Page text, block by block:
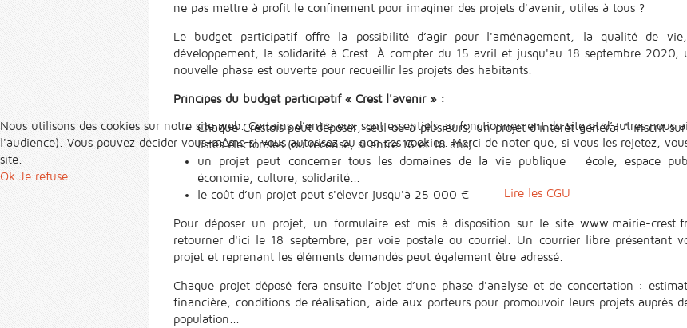
ne pas mettre à profit le confinement pour imaginer des projets d'avenir, utiles à tous ?
Le budget participatif offre la possibilité d’agir pour l'aménagement, la qualité de
développement, la solidarité à Crest. À compter du 15 avril et jusqu'au 18 septembre 2020,
nouvelle phase est ouverte pour recueillir les projets des habitants.
Principes du budget participatif « Crest l'avenir » :
Chaque Crestois peut déposer, seul ou à plusieurs, un projet d'intérêt général * inscrit
listes électorales (ou recensé, si entre 16 et 18 ans)
un projet peut concerner tous les domaines de la vie publique : école, espace
économie, culture, solidarité...
le coût d’un projet peut s'élever jusqu'à 25 000 €
Pour déposer un projet, un formulaire est mis à disposition sur le site www.mairie-
retourner d'ici le 18 septembre, par voie postale ou courriel. Un courrier libre présentant
projet et reprenant les éléments demandés peut également être adressé.
Chaque projet déposé fera ensuite l’objet d’une phase d'analyse et de concertation :
financière, conditions de réalisation, aide aux porteurs pour promouvoir leurs projets auprès
population...
Nous utilisons des cookies sur notre site web. Certains d’entre eux sont essentiels au fonctionnement du site et d’autres
l'audience). Vous pouvez décider vous-même si vous autorisez ou non ces cookies. Merci de noter que, si vous les rejetez,
site.
Ok Je refuse
Lire les CGU